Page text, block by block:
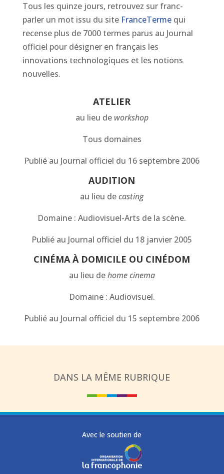
Tous les quinze jours, retrouvez sur franc-
parler un mot issu du site FranceTermequi
recense plus de 7000 termes parus au Journal
officiel pour désigner en français les
innovations technologiques et les notions
nouvelles.
ATELIER
au lieu deworkshop
Tous domaines
Publié au Journal officiel du 16 septembre 2006
AUDITION
au lieu decasting
Domaine : Audiovisuel-Arts de la scène.
Publié au Journal officiel du 18 janvier 2005
CINÉMA À DOMICILE OU CINÉDOM
au lieu dehome cinema
Domaine : Audiovisuel.
Publié au Journal officiel du 15 septembre 2006
DANS LA MÊME RUBRIQUE
Avec le soutien de